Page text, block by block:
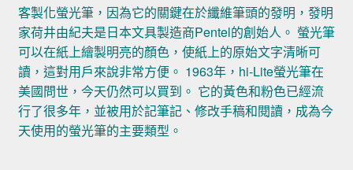
客製化螢光筆，因為它的關鍵在於纖維筆頭的發明，發明
家荷井由紀夫是日本文具製造商Pentel的創始人。 螢光筆
可以在紙上繪製明亮的顏色，使紙上的原始文字清晰可
讀，這對用戶來說非常方便。 1963年，hi-Lite螢光筆在
美國問世，今天仍然可以買到。 它的黃色和粉色已經流
行了很多年，並被用於記筆記、修改手稿和閱讀，成為今
天使用的螢光筆的主要類型。